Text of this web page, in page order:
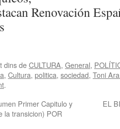
Renovación
dins deCULTURA, General,
, Cultura, politica, sociedad, Toni
.
Primer Capitulo y
la transicion) POR
EL